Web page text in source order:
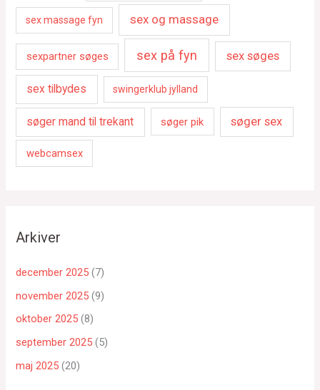
sex massage fyn sex og massage
sexpartner søges sex på fyn sex søges
sex tilbydes swingerklub jylland
søger mand til trekant søger pik søger sex
webcamsex
Arkiver
december 2025 (7)
november 2025 (9)
oktober 2025 (8)
september 2025 (5)
maj 2025 (20)